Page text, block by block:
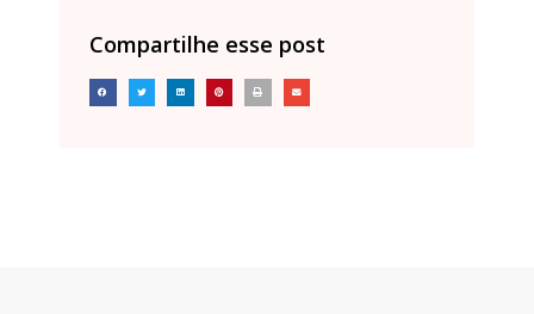
Compartilhe esse post